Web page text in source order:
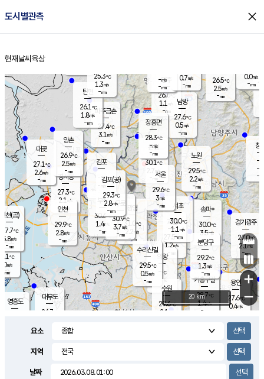
도시별관측 close
홈
현재날씨 육상
의도
℃
m/s
mm
영흥도
양주
26.6℃
1.1
-mm
과천
27.5℃
1.2m/s
- mm
용인
27.6℃
0.4m/s
경기광주
27.0℃
2.1m/s
-mm
1.4m/s
대부도
26.7
경서동
27.3℃
2.1 m/s
-mm
파주금촌
27.4℃
3.1 m/s
-mm
26.5℃
2.5m/s
-mm
대곶
27.1℃
2.6m/s
-mm
창
-
-m/
-
탄현
26.1℃
1.8m/s
-mm
0.0m/s
-mm
의왕
- ℃
m/s
mm
김포
- ℃
-m/s
mm
광명
31.0
℃
2.2 m/s
-mm
부천
30.6℃
1.4m/s
-mm
양촌
26.9℃
2.5m/s
-mm
구로
30.9℃
3.7m/s
-mm
은평
30.1℃
2.7 m/s
- mm
노원
29.5℃
2.2m/s
-mm
송파*
30.0℃
3.5m/s
-mm
서초
30.0℃
1.1 m/s
-mm
남방
27.6℃
0.5m/s
-mm
기흥구갈
28.7℃
1.4m/s
-
수리산길
29.5℃
0.5m/s
-mm
분당구
29.2℃
1.3m/s
-mm
장흥면
28.3℃
-m/s
-mm
-m/s
-mm
인천(공)
27.7℃
5.8m/s
-mm
김포(공)
29.3℃
2.8m/s
-mm
수원
29.6℃
2.1 m/s
인천
29.9℃
2.8m/s
-mm
서울
29.6℃
3m/s
-mm
25.3℃
1.3m/s
-mm
0.7m/s
-mm
+
−
20 km
요소
지역
날짜